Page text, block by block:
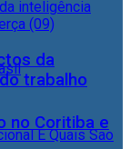
no Coritiba e
da
trabalho